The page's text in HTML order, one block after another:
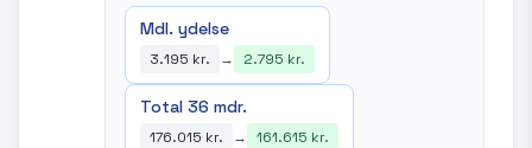
Mdl. ydelse
3.195 kr. → 2.795 kr.
Total 36 mdr.
176.015 kr. → 161.615 kr.